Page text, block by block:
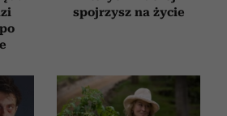
spojrzysz na życie